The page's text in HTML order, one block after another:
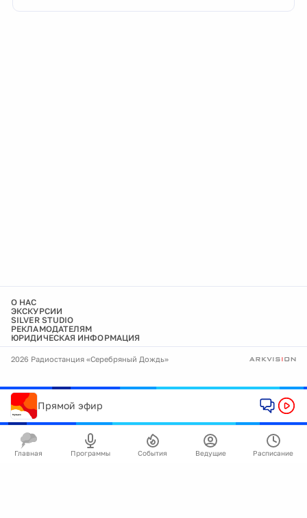
О НАС
ЭКСКУРСИИ
SILVER STUDIO
РЕКЛАМОДАТЕЛЯМ
ЮРИДИЧЕСКАЯ ИНФОРМАЦИЯ
2026 Радиостанция «Серебряный Дождь»
Прямой эфир
Главная Программы События Ведущие Расписание